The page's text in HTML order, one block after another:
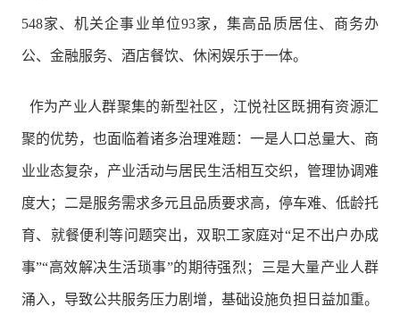
548家、机关企事业单位93家，集高品质居住、商务办
公、金融服务、酒店餐饮、休闲娱乐于一体。
作为产业人群聚集的新型社区，江悦社区既拥有资源汇
聚的优势，也面临着诸多治理难题：一是人口总量大、商
业业态复杂，产业活动与居民生活相互交织，管理协调难
度大；二是服务需求多元且品质要求高，停车难、低龄托
育、就餐便利等问题突出，双职工家庭对“足不出户办成
事”“高效解决生活琐事”的期待强烈；三是大量产业人群
涌入，导致公共服务压力剧增，基础设施负担日益加重。